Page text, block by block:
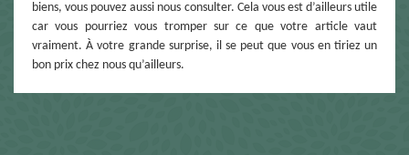
biens, vous pouvez aussi nous consulter. Cela vous est d’ailleurs utile
car vous pourriez vous tromper sur ce que votre article vaut
vraiment. À votre grande surprise, il se peut que vous en tiriez un
bon prix chez nous qu’ailleurs.